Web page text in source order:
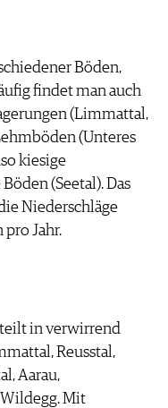
Böden,
findet man auch
(Limmattal,
(Unteres
kiesige
(Seetal). Das
Niederschläge
Jahr.
in verwirrend
Reusstal,
Aarau,
Mit